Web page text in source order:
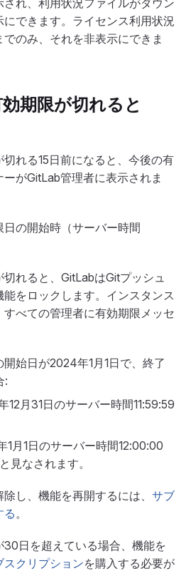
され、利用状況ファイルがダウン
できます。ライセンス利用状況
のみ、それを非表示にできま
期限が切れると
れる15日前になると、今後の有
がGitLab管理者に表示されま
の開始時（サーバー時間
れると、GitLabはGitプッシュ
をロックします。インスタンス
べての管理者に有効期限メッセ
始日が2024年1月1日で、終了
:
12月31日のサーバー時間11:59:59
1月1日のサーバー時間12:00:00
見なされます。
し、機能を再開するには、 サブ
る。
日を超えている場合、機能を
スクリプションを購入する必要が